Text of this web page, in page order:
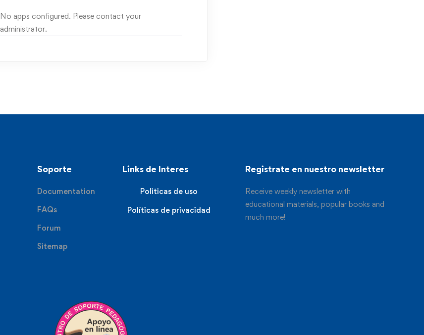
No apps configured. Please contact your
administrator.
Soporte
Documentation
FAQs
Forum
Sitemap
Links de Interes
Politicas de uso
Políticas de privacidad
Registrate en nuestro newsletter
Receive weekly newsletter with
educational materials, popular books and
much more!